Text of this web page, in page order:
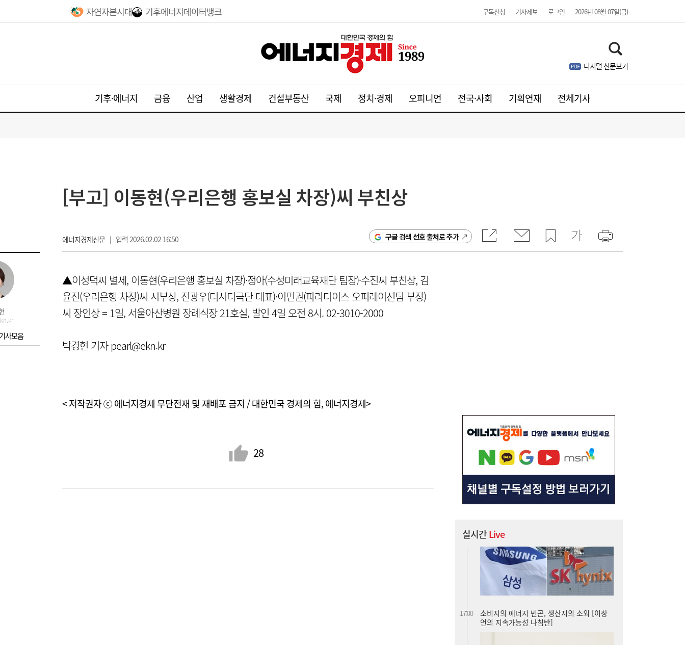
자연자본시대 기후에너지데이터뱅크 구독신청 기사제보 로그인 2026년 08월 07일(금)
디지털 신문보기
기후·에너지 금융 산업 생활경제 건설부동산 국제 정치·경제 오피니언 전국·사회 기획연재 전체기사
사모음
[부고] 이동현(우리은행 홍보실 차장)씨 부친상
에너지경제신문| 입력 2026.02.02 16:50 구글 검색 선호 출처로 추가
▲이성덕씨 별세, 이동현(우리은행 홍보실 차장)·정아(수성미래교육재단 팀장)·수진씨 부친상, 김
윤진(우리은행 차장)씨 시부상, 전광우(더시티극단 대표)·이민권(파라다이스 오퍼레이션팀 부장)
씨 장인상 = 1일, 서울아산병원 장례식장 21호실, 발인 4일 오전 8시. 02-3010-2000
박경현 기자 pearl@ekn.kr
< 저작권자 ⓒ 에너지경제 무단전재 및 재배포 금지 / 대한민국 경제의 힘, 에너지경제>
28
실시간Live
고 잡지 일간베스트 10위
“3조 던진 외국인, 3조 받은 개미”...삼전닉
스, 하루 새 ‘와르르’
소비지의 에너지 빈곤, 생산지의 소외 [이창
언의 지속가능성 나침반]